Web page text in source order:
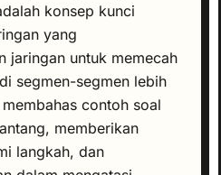
konsep kunci
yang
jaringan untuk memecah
segmen-segmen lebih
contoh soal
memberikan
langkah, dan